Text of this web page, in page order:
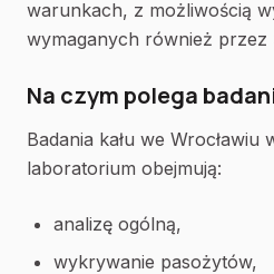
warunkach, z możliwością
wymaganych również przez
Na czym polega
Badania kału we
laboratorium obejmują:
analizę ogólną,
wykrywanie pasożytów,